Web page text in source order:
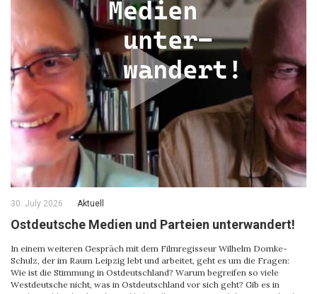
30. July 2026 Aktuell
Ostdeutsche Medien und Parteien unterwandert!
In einem weiteren Gespräch mit dem Filmregisseur Wilhelm Domke-
Schulz, der im Raum Leipzig lebt und arbeitet, geht es um die Fragen:
Wie ist die Stimmung in Ostdeutschland? Warum begreifen so viele
Westdeutsche nicht, was in Ostdeutschland vor sich geht? Gib es in